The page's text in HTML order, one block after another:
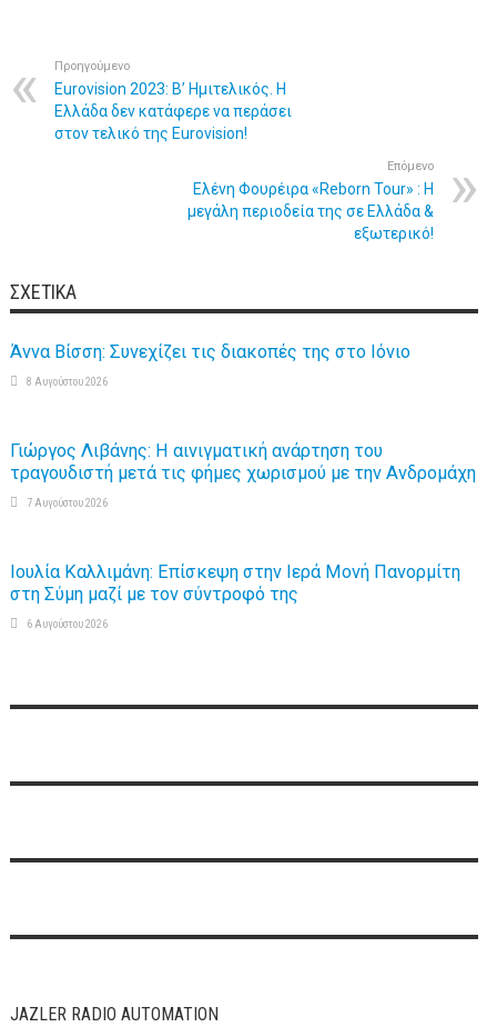
Προηγούμενο
Eurovision 2023: Β’ Ημιτελικός. Η
Ελλάδα δεν κατάφερε να περάσει
στον τελικό της Eurovision!
Επόμενο
Ελένη Φουρέιρα «Reborn Tour» : Η
μεγάλη περιοδεία της σε Ελλάδα &
εξωτερικό!
ΣΧΕΤΙΚΆ
Άννα Βίσση: Συνεχίζει τις διακοπές της στο Ιόνιο
8 Αυγούστου 2026
Γιώργος Λιβάνης: Η αινιγματική ανάρτηση του
τραγουδιστή μετά τις φήμες χωρισμού με την Ανδρομάχη
7 Αυγούστου 2026
Ιουλία Καλλιμάνη: Επίσκεψη στην Ιερά Μονή Πανορμίτη
στη Σύμη μαζί με τον σύντροφό της
6 Αυγούστου 2026
JAZLER RADIO AUTOMATION